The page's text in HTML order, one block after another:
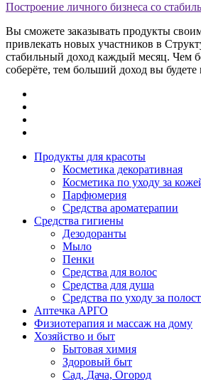
Построение личного бизнеса со
Вы сможете заказывать продукты
привлекать новых участников в
стабильный доход каждый месяц. Чем
соберёте, тем больший доход вы
Продукты для красоты
Косметика декоративная
Косметика по уходу за
Парфюмерия
Средства ароматерапии
Средства гигиены
Дезодоранты
Мыло
Пенки
Средства для волос
Средства для душа
Средства по уходу за
Аптечка АРГО
Физиотерапия и массаж на дому
Хозяйство и быт
Бытовая химия
Здоровый быт
Сад, Дача, Огород